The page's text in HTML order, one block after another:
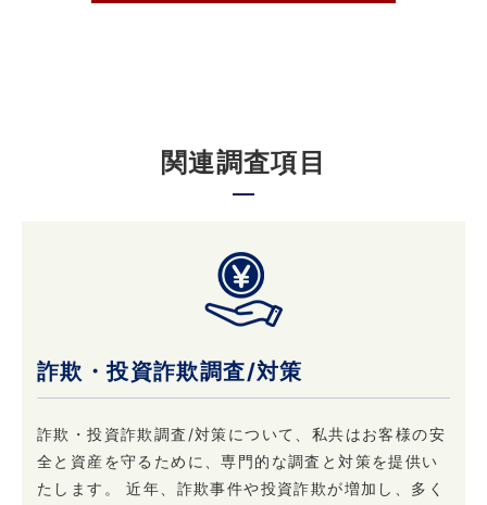
ることはありません。
所、検察庁、警察、 弁護士会、消費者センター
またはこれらに準じた権限を有する機関から、
個人情報の開示を求められた場合、当社はこれ
当社の権利や財産を保護する目的で開示するこ
とがあります。
4. 個人情報はいつでも変更・訂正または削除で
きます
関連調査項目
詐欺・投資詐欺調査/対策
詐欺・投資詐欺調査/対策について、私共はお客様の安
全と資産を守るために、専門的な調査と対策を提供い
たします。 近年、詐欺事件や投資詐欺が増加し、多く